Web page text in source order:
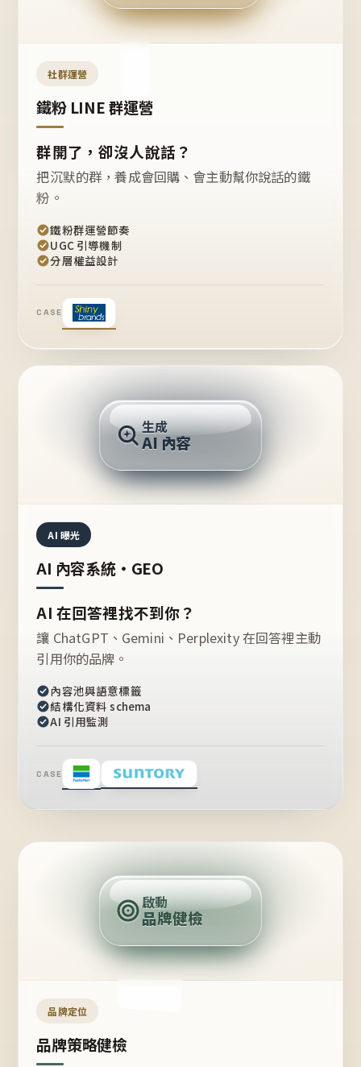
開團
嗎？
社群運營
鐵粉 LINE 群運營
群開了，卻沒人說話？
把沉默的群，養成會回購、會主動幫你說話的鐵
粉。
鐵粉群運營節奏
UGC 引導機制
分層權益設計
CASE
推薦的台灣品牌？
生成
AI 內容
AI 曝光
AI 內容系統・GEO
AI 在回答裡找不到你？
讓 ChatGPT、Gemini、Perplexity 在回答裡主動
引用你的品牌。
內容池與語意標籤
結構化資料 schema
AI 引用監測
CASE
定
位
點
啟動
品牌健檢
品牌定位
品牌策略健檢